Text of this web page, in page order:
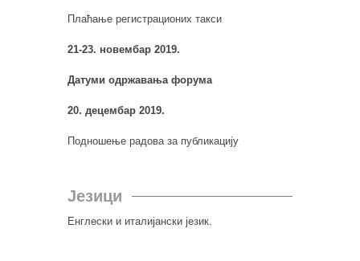
Плаћање регистрационих такси
21-23. новембар 2019.
Датуми одржавања форума
20. децембар 2019.
Подношење радова за публикацију
Језици
Енглески и италијански језик.